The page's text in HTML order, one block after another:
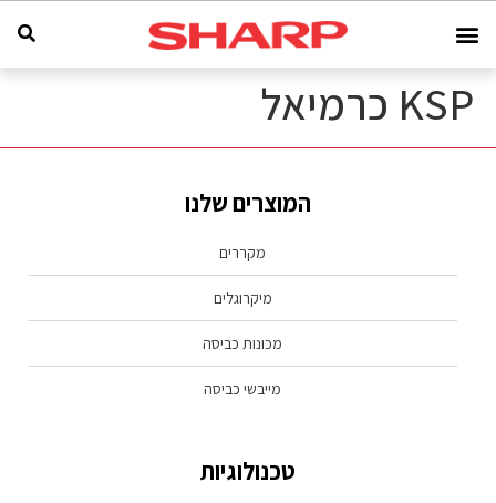
KSP כרמיאל
המוצרים שלנו
מקררים
מיקרוגלים
מכונות כביסה
מייבשי כביסה
טכנולוגיות